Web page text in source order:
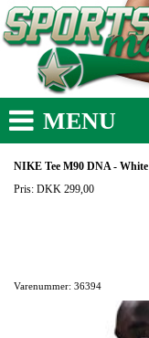
MENU
NIKE Tee M90 DNA - White
Pris: DKK 299,00
Varenummer: 36394